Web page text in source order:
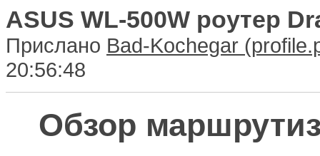
ASUS WL-500W роутер
Прислано Bad-Kochegar
20:56:48
Обзор